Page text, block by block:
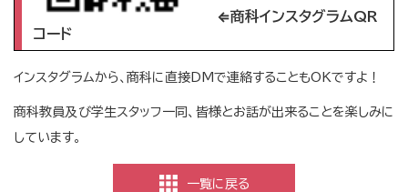
⇐商科インスタグラムQR
コード
インスタグラムから、商科に直接DMで連絡することもOKですよ！
商科教員及び学生スタッフ一同、皆様とお話が出来ることを楽しみに
しています。
一覧に戻る